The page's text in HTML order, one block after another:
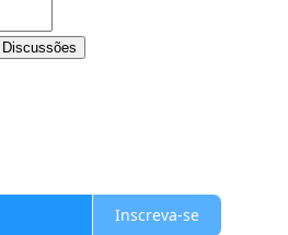
Discussões
Inscreva-se